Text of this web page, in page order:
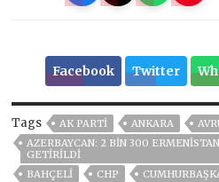
Facebook Twitter
Tags AK PARTİ ANKARA
AZERBAYCAN: 2 BIN 300
GETIRILDI
BAHÇELİ
CHP